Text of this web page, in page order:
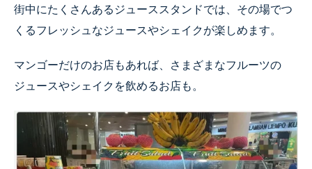
街中にたくさんあるジューススタンドでは、その場でつ
くるフレッシュなジュースやシェイクが楽しめます。
マンゴーだけのお店もあれば、さまざまなフルーツの
ジュースやシェイクを飲めるお店も。